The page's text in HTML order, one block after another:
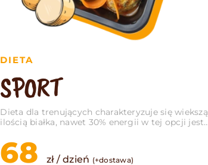
DIETA
SPORT
Dieta dla trenujących charakteryzuje się wiekszą
ilością białka, nawet 30% energii w tej opcji jest
zawierających jego większą ilość.
68 zł / dzień (+dostawa)